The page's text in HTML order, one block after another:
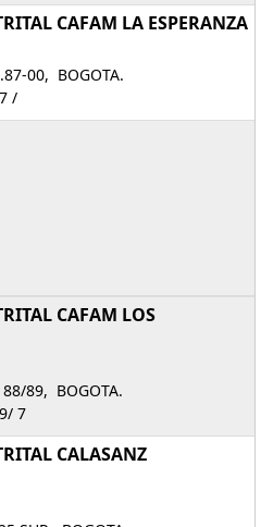
CAFAM LA ESPERANZA
00, BOGOTA.
/
CAFAM LOS
88/89, BOGOTA.
7
CALASANZ